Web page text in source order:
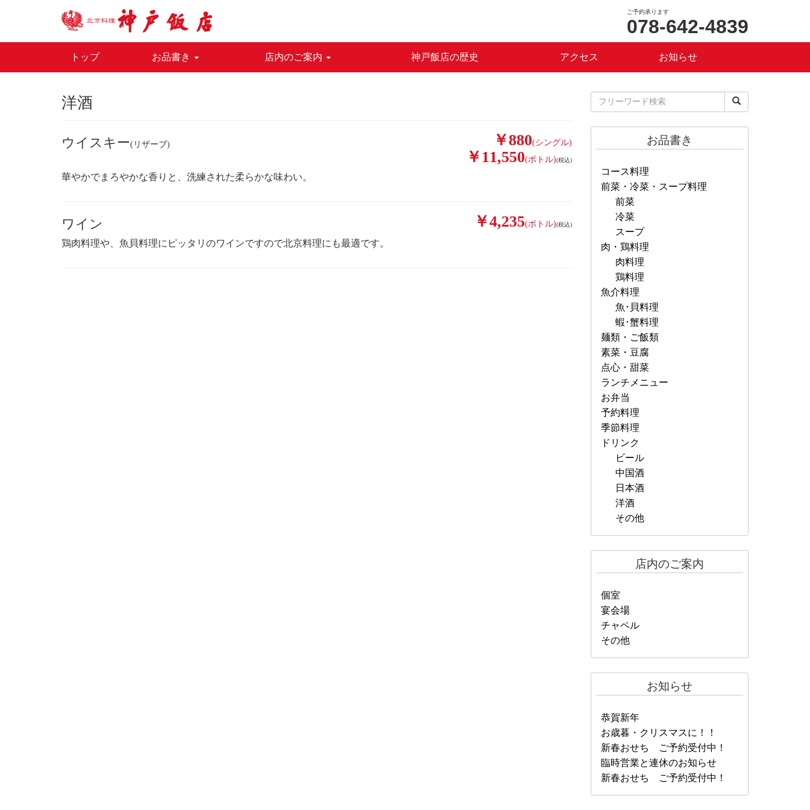
ご予約承ります
078-642-4839
トップ お品書き 店内のご案内 神戸飯店の歴史 アクセス お知らせ
洋酒
ウイスキー(リザーブ) ￥880(シングル)
￥11,550(ボトル)(税込)
華やかでまろやかな香りと、洗練された柔らかな味わい。
ワイン ￥4,235(ボトル)(税込)
鶏肉料理や、魚貝料理にピッタリのワインですので北京料理にも最適です。
お品書き
コース料理
前菜・冷菜・スープ料理
前菜
冷菜
スープ
肉・鶏料理
肉料理
鶏料理
魚介料理
魚･貝料理
蝦･蟹料理
麺類・ご飯類
素菜・豆腐
点心・甜菜
ランチメニュー
お弁当
予約料理
季節料理
ドリンク
ビール
中国酒
日本酒
洋酒
その他
店内のご案内
個室
宴会場
チャペル
その他
お知らせ
恭賀新年
お歳暮・クリスマスに！！
新春おせち ご予約受付中！
臨時営業と連休のお知らせ
新春おせち ご予約受付中！